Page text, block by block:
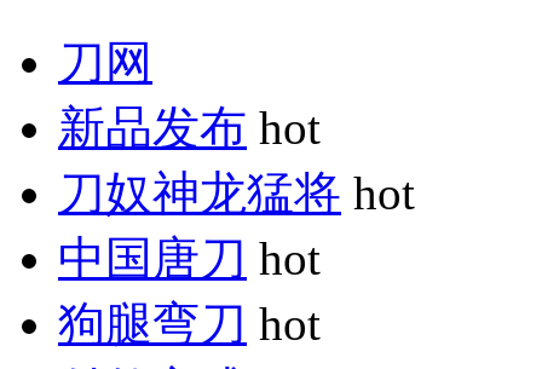
刀网
新品发布 hot
刀奴神龙猛将 hot
中国唐刀 hot
狗腿弯刀 hot